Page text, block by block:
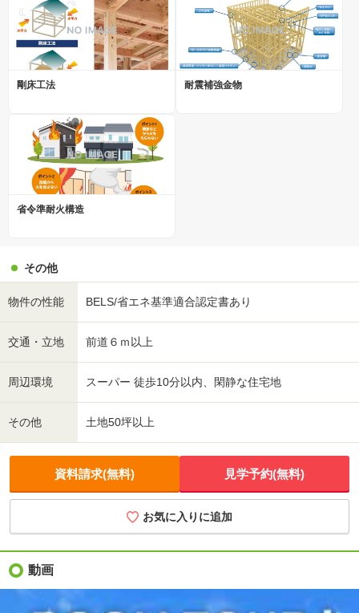
剛床工法 耐震補強金物
省令準耐火構造
その他
物件の性能 BELS/省エネ基準適合認定書あり
交通・立地 前道６ｍ以上
周辺環境 スーパー 徒歩10分以内、閑静な住宅地
その他 土地50坪以上
資料請求(無料) 見学予約(無料)
お気に入りに追加
動画